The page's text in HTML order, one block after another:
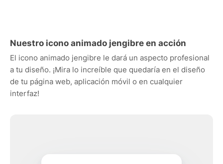
Nuestro icono animado jengibre en acción
El icono animado jengibre le dará un aspecto profesional
a tu diseño. ¡Mira lo increíble que quedaría en el diseño
de tu página web, aplicación móvil o en cualquier
interfaz!